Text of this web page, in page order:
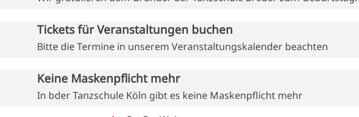
Tickets für Veranstaltungen buchen
Bitte die Termine in unserem Veranstaltungskalender beachten
Keine Maskenpflicht mehr
In bder Tanzschule Köln gibt es keine Maskenpflicht mehr